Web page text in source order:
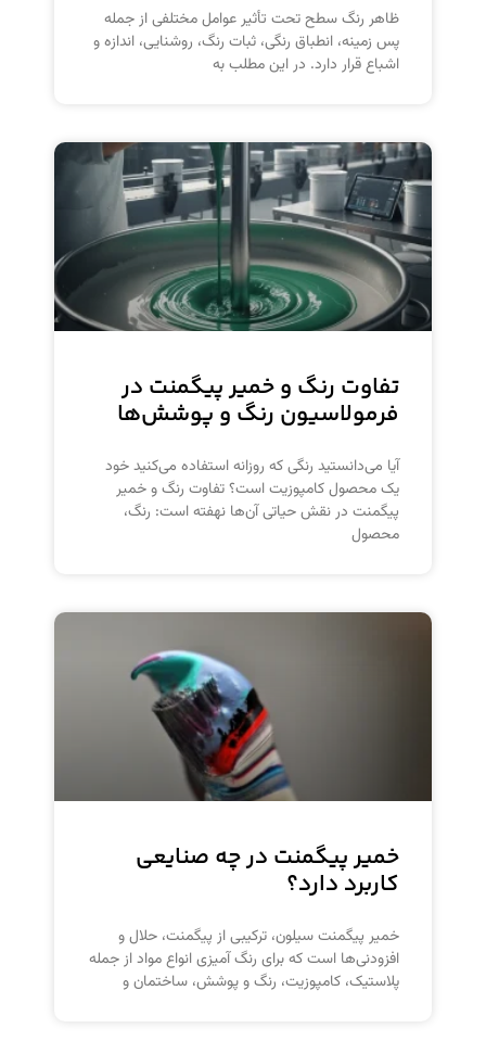
ظاهر رنگ سطح تحت تأثیر عوامل مختلفی از جمله
پس زمینه، انطباق رنگی، ثبات رنگ، روشنایی، اندازه و
اشباع قرار دارد. در این مطلب به
تفاوت رنگ و خمیر پیگمنت در
فرمولاسیون رنگ و پوشش‌ها
آیا می‌دانستید رنگی که روزانه استفاده می‌کنید خود
یک محصول کامپوزیت است؟ تفاوت رنگ و خمیر
پیگمنت در نقش حیاتی آن‌ها نهفته است: رنگ،
محصول
خمیر پیگمنت در چه صنایعی
کاربرد دارد؟
خمیر پیگمنت سیلون، ترکیبی از پیگمنت، حلال و
افزودنی‌ها است که برای رنگ آمیزی انواع مواد از جمله
پلاستیک، کامپوزیت، رنگ و پوشش، ساختمان و